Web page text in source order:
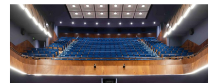
Imagem